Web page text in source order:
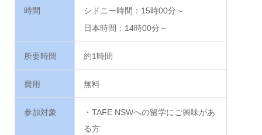
時間
シドニー時間：15時00分～
日本時間：14時00分～
所要時間 約1時間
費用 無料
参加対象
・TAFE NSWへの留学にご興味があ
る方